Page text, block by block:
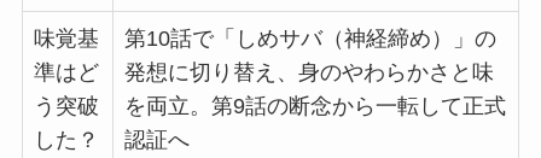
味覚基
準はど
う突破
した？
第10話で「しめサバ（神経締め）」の
発想に切り替え、身のやわらかさと味
を両立。第9話の断念から一転して正式
認証へ